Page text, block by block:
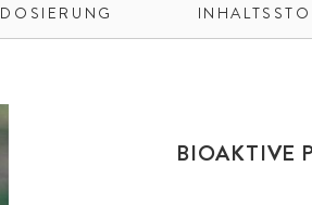
DOSIERUNG
BIOAKTIVE